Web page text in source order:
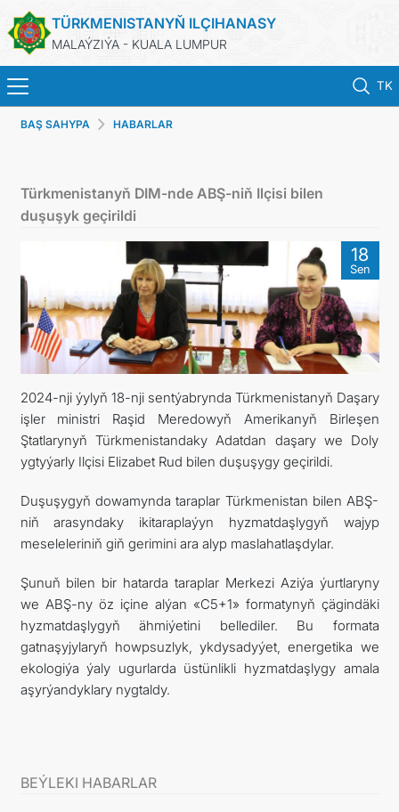
TÜRKMENISTANYŇ ILÇIHANASY
MALAÝZIÝA - KUALA LUMPUR
TK
BAŞ SAHYPA
KONSULLYK HYZMATLARY
DIM
INVEST TO TURKMENISTAN!
ARAGATNAŞYK
BAŞ SAHYPA HABARLAR
Türkmenistanyň DIM-nde ABŞ-niň Ilçisi bilen
duşuşyk geçirildi
18
Sen
2024-nji ýylyň 18-nji sentýabrynda Türkmenistanyň Daşary
işler ministri Raşid Meredowyň Amerikanyň Birleşen
Ştatlarynyň Türkmenistandaky Adatdan daşary we Doly
ygtyýarly Ilçisi Elizabet Rud bilen duşuşygy geçirildi.
Duşuşygyň dowamynda taraplar Türkmenistan bilen ABŞ-
niň arasyndaky ikitaraplaýyn hyzmatdaşlygyň wajyp
meseleleriniň giň gerimini ara alyp maslahatlaşdylar.
Şunuň bilen bir hatarda taraplar Merkezi Aziýa ýurtlaryny
we ABŞ-ny öz içine alýan «C5+1» formatynyň çägindäki
hyzmatdaşlygyň ähmiýetini bellediler. Bu formata
gatnaşyjylaryň howpsuzlyk, ykdysadyýet, energetika we
ekologiýa ýaly ugurlarda üstünlikli hyzmatdaşlygy amala
aşyrýandyklary nygtaldy.
BEÝLEKI HABARLAR